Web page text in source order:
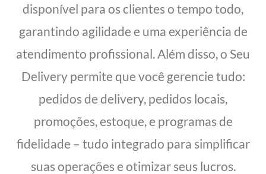
disponível para os clientes o tempo todo,
garantindo agilidade e uma experiência de
atendimento profissional. Além disso, o Seu
Delivery permite que você gerencie tudo:
pedidos de delivery, pedidos locais,
promoções, estoque, e programas de
fidelidade – tudo integrado para simplificar
suas operações e otimizar seus lucros.